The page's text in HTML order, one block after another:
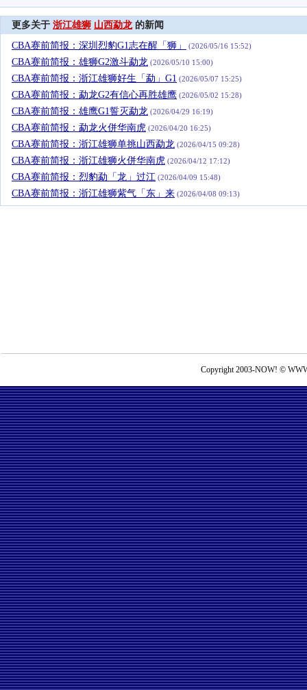
更多关于 浙江雄狮 山西勐龙的新闻
CBA赛前简报：深圳烈豹G1志在醒「狮」
(2026/05/16 15:52)
CBA赛前简报：雄狮G2激斗勐龙 (2026/05/10 15:00)
CBA赛前简报：浙江雄狮好生「勐」G1 (2026/05/07 15:25)
CBA赛前简报：勐龙G2有信心再胜雄鹰 (2026/05/02 15:28)
CBA赛前简报：雄鹰G1誓灭勐龙 (2026/04/29 16:19)
CBA赛前简报：勐龙火併华南虎 (2026/04/20 16:25)
CBA赛前简报：浙江雄狮单挑山西勐龙 (2026/04/15 09:28)
CBA赛前简报：浙江雄狮火併华南虎 (2026/04/12 17:12)
CBA赛前简报：烈豹勐「龙」过江 (2026/04/09 15:48)
CBA赛前简报：浙江雄狮紫气「东」来 (2026/04/08 09:13)
Copyright 2003-NOW! ©